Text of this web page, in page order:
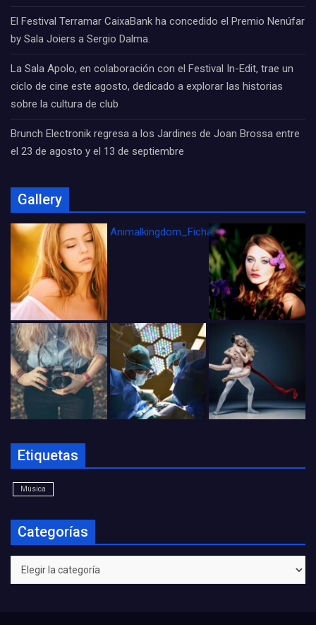
El Festival Terramar CaixaBank ha concedido el Premio Nenúfar
by Sala Joiers a Sergio Dalma.
La Sala Apolo, en colaboración con el Festival In-Edit, trae un
ciclo de cine este agosto, dedicado a explorar las historias
sobre la cultura de club
Brunch Electronik regresa a los Jardines de Joan Brossa entre
el 23 de agosto y el 13 de septiembre
Gallery
Animalkingdom_FichaCine
Etiquetas
Música
Categorías
Categorías